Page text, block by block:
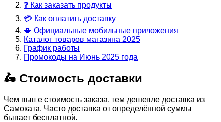
❓ Как заказать продукты
💳 Как оплатить доставку
📳 Официальные мобильные приложения
Каталог товаров магазина 2025
График работы
Промокоды на Июнь 2025 года
🛵 Стоимость доставки
Чем выше стоимость заказа, тем дешевле доставка из
Самоката. Часто доставка от определённой суммы
бывает бесплатной.